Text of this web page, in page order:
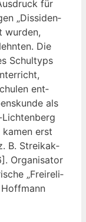
für
„Dis­si­den­
wur­den,
Die
Schul­typs
ent­
als
erst
B. Streik­ak­
Orga­ni­sa­tor
„Frei­re­li­